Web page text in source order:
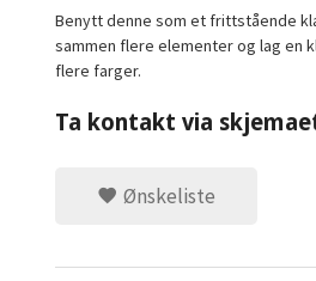
Benytt denne som et frittstående
sammen flere elementer og lag en
flere farger.
Ta kontakt via
Ønskeliste